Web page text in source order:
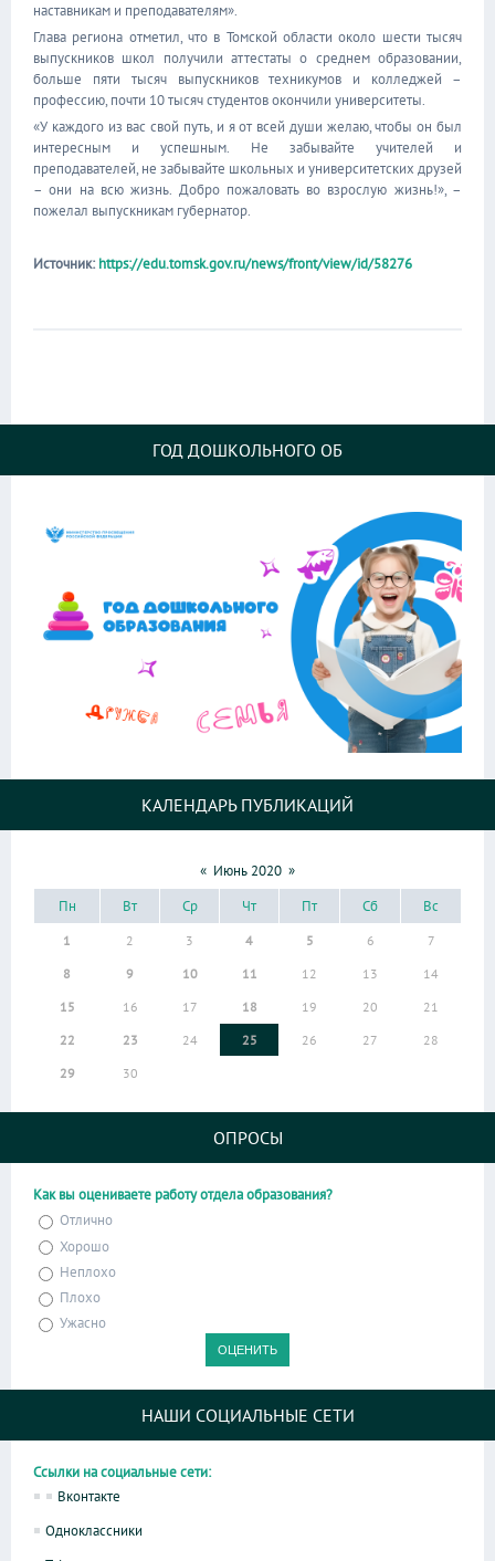
наставникам и преподавателям».
Глава региона отметил, что в Томской области около шести тысяч
выпускников школ получили аттестаты о среднем образовании,
больше пяти тысяч выпускников техникумов и колледжей –
профессию, почти 10 тысяч студентов окончили университеты.
«У каждого из вас свой путь, и я от всей души желаю, чтобы он был
интересным и успешным. Не забывайте учителей и
преподавателей, не забывайте школьных и университетских друзей
– они на всю жизнь. Добро пожаловать во взрослую жизнь!», –
пожелал выпускникам губернатор.
Источник: https://edu.tomsk.gov.ru/news/front/view/id/58276
ГОД ДОШКОЛЬНОГО ОБ
КАЛЕНДАРЬ ПУБЛИКАЦИЙ
« Июнь 2020 »
Пн
Вт Ср Чт Пт Сб Вс
1 2 3 4 5 6
7
8
9 10 11 12 13
14
15
16 17 18 19 20
21
22
23 24 25 26 27
28
29
30
ОПРОСЫ
Как вы оцениваете работу отдела образования?
Отлично
Хорошо
Неплохо
Плохо
Ужасно
НАШИ СОЦИАЛЬНЫЕ СЕТИ
Ссылки на социальные сети:
Вконтакте
Одноклассники